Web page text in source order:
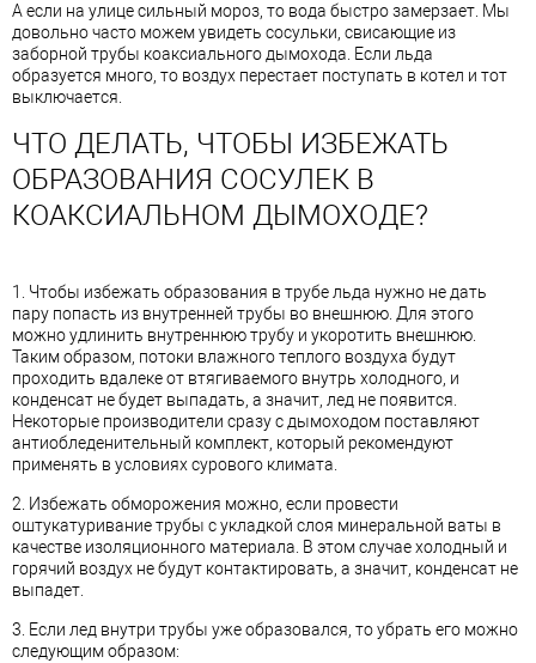
А если на улице сильный мороз, то вода быстро замерзает. Мы
довольно часто можем увидеть сосульки, свисающие из
заборной трубы коаксиального дымохода. Если льда
образуется много, то воздух перестает поступать в котел и тот
выключается.
ЧТО ДЕЛАТЬ, ЧТОБЫ ИЗБЕЖАТЬ
ОБРАЗОВАНИЯ СОСУЛЕК В
КОАКСИАЛЬНОМ ДЫМОХОДЕ?
1. Чтобы избежать образования в трубе льда нужно не дать
пару попасть из внутренней трубы во внешнюю. Для этого
можно удлинить внутреннюю трубу и укоротить внешнюю.
Таким образом, потоки влажного теплого воздуха будут
проходить вдалеке от втягиваемого внутрь холодного, и
конденсат не будет выпадать, а значит, лед не появится.
Некоторые производители сразу с дымоходом поставляют
антиобледенительный комплект, который рекомендуют
применять в условиях сурового климата.
2. Избежать обморожения можно, если провести
оштукатуривание трубы с укладкой слоя минеральной ваты в
качестве изоляционного материала. В этом случае холодный и
горячий воздух не будут контактировать, а значит, конденсат не
выпадет.
3. Если лед внутри трубы уже образовался, то убрать его можно
следующим образом: